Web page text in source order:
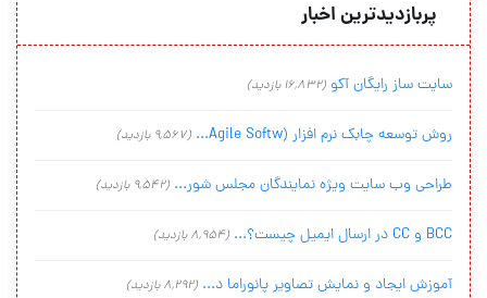
پربازدیدترین اخبار
سایت ساز رایگان آکو (16,832 بازدید)
روش توسعه چابک نرم افزار (Agile Softw... (9,567 بازدید)
طراحی وب سایت ویژه نمایندگان مجلس شور... (9,542 بازدید)
BCC و CC در ارسال ایمیل چیست؟... (8,954 بازدید)
آموزش ایجاد و نمایش تصاویر پانوراما د... (8,292 بازدید)